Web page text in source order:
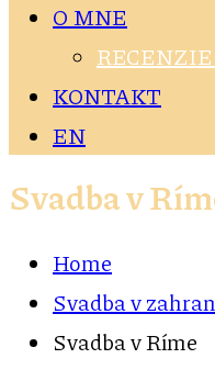
O MNE
KONTAKT
EN
Svadba v
Home
Svadba v
Svadba v Ríme